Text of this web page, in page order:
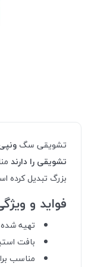
تشویقی سگ
تشویقی را دارند
بزرگ تبدیل کرده
فواید و
تهیه
بافت
مناسب